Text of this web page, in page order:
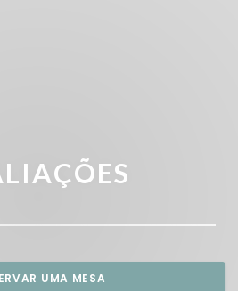
UMA MESA